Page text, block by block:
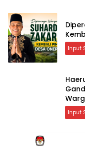
Input
Input